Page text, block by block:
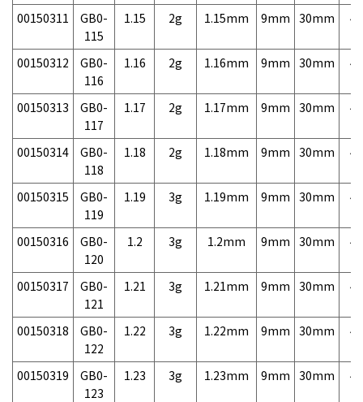
00150311
GB0-
115
1.15 2g 1.15mm 9mm 30mm
00150312
GB0-
116
1.16 2g 1.16mm 9mm 30mm
00150313
GB0-
117
1.17 2g 1.17mm 9mm 30mm
00150314
GB0-
118
1.18 2g 1.18mm 9mm 30mm
00150315
GB0-
119
1.19 3g 1.19mm 9mm 30mm
00150316
GB0-
120
1.2 3g 1.2mm 9mm 30mm
00150317
GB0-
121
1.21 3g 1.21mm 9mm 30mm
00150318
GB0-
122
1.22 3g 1.22mm 9mm 30mm
00150319
GB0-
123
1.23 3g 1.23mm 9mm 30mm